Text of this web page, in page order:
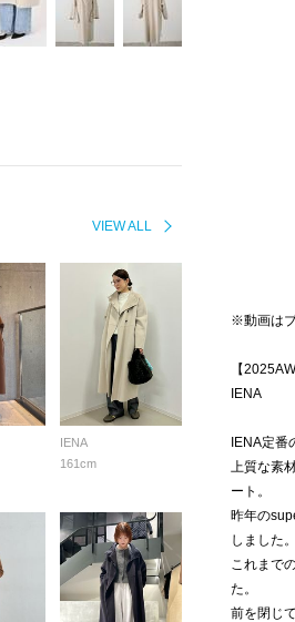
VIEW ALL
IENA
161cm
※動画は
【2025AW
IENA
IENA定
上質な素
ート。
昨年の
しました。
これまで
た。
前を閉じ